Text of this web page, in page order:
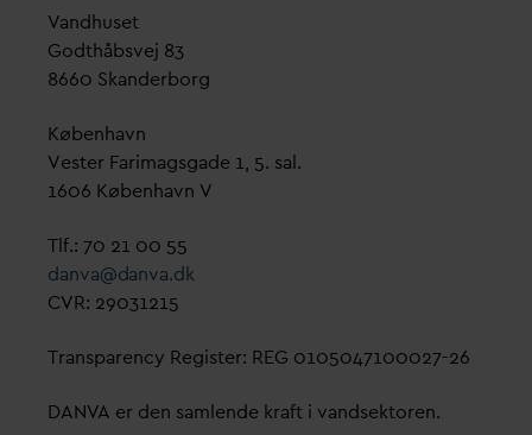
Vandhuset
Godthåbsvej 83
8660 Skanderborg
København
Vester Farimagsgade 1, 5. sal.
1606 København V
Tlf.: 70 21 00 55
danva@danva.dk
CVR: 29031215
Transparency Register: REG 0105047100027-26
DANVA er den samlende kraft i vandsektoren.